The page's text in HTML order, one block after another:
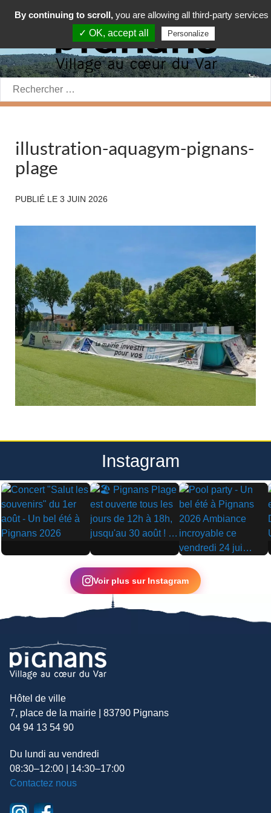
Rechercher:
illustration-aquagym-pignans-
plage
PUBLIÉ LE 3 JUIN 2026
Instagram
▶ ▶
▶
Voir plus sur Instagram
Hôtel de ville
7, place de la mairie | 83790 Pignans
04 94 13 54 90
Du lundi au vendredi
08:30–12:00 | 14:30–17:00
Contactez nous
By continuing to scroll, you are allowing all third-party services
✓ OK, accept all
Personalize